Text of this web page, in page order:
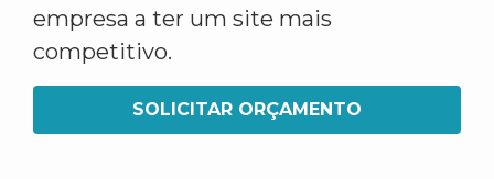
empresa a ter um site mais
competitivo.
SOLICITAR ORÇAMENTO